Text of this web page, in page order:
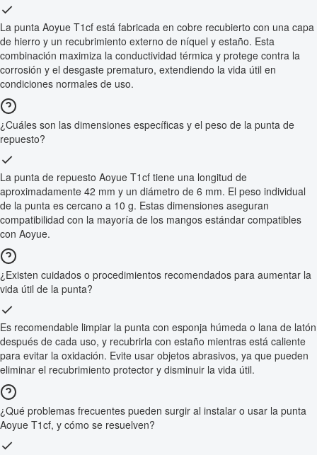
La punta Aoyue T1cf está fabricada en cobre recubierto con una capa
de hierro y un recubrimiento externo de níquel y estaño. Esta
combinación maximiza la conductividad térmica y protege contra la
corrosión y el desgaste prematuro, extendiendo la vida útil en
condiciones normales de uso.
¿Cuáles son las dimensiones específicas y el peso de la punta de
repuesto?
La punta de repuesto Aoyue T1cf tiene una longitud de
aproximadamente 42 mm y un diámetro de 6 mm. El peso individual
de la punta es cercano a 10 g. Estas dimensiones aseguran
compatibilidad con la mayoría de los mangos estándar compatibles
con Aoyue.
¿Existen cuidados o procedimientos recomendados para aumentar la
vida útil de la punta?
Es recomendable limpiar la punta con esponja húmeda o lana de latón
después de cada uso, y recubrirla con estaño mientras está caliente
para evitar la oxidación. Evite usar objetos abrasivos, ya que pueden
eliminar el recubrimiento protector y disminuir la vida útil.
¿Qué problemas frecuentes pueden surgir al instalar o usar la punta
Aoyue T1cf, y cómo se resuelven?